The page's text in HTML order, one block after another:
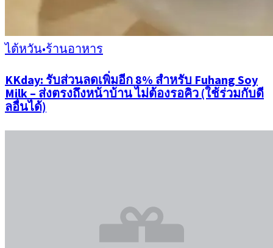
ไต้หวัน•ร้านอาหาร
KKday: รับส่วนลดเพิ่มอีก 8% สำหรับ Fuhang Soy
Milk – ส่งตรงถึงหน้าบ้าน ไม่ต้องรอคิว (ใช้ร่วมกับดี
ลอื่นได้)